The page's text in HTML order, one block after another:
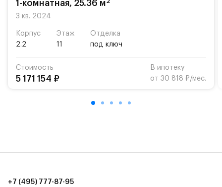
1-комнатная, 25.36 м
3 кв. 2024
Корпус
2.2
Этаж
11
Отделка
под ключ
Стоимость
5 171 154 ₽
В ипотеку
от 30 818 ₽/мес.
+7 (495) 777-87-95